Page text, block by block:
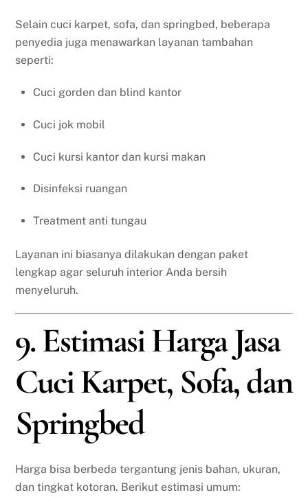
Selain cuci karpet, sofa, dan springbed, beberapa
penyedia juga menawarkan layanan tambahan
seperti:
Cuci gorden dan blind kantor
Cuci jok mobil
Cuci kursi kantor dan kursi makan
Disinfeksi ruangan
Treatment anti tungau
Layanan ini biasanya dilakukan dengan paket
lengkap agar seluruh interior Anda bersih
menyeluruh.
9. Estimasi Harga Jasa
Cuci Karpet, Sofa, dan
Springbed
Harga bisa berbeda tergantung jenis bahan, ukuran,
dan tingkat kotoran. Berikut estimasi umum: